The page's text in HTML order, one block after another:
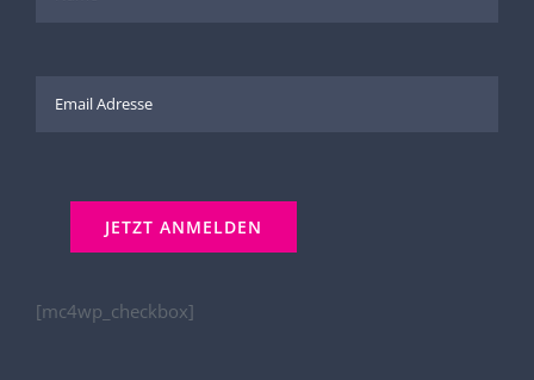
[mc4wp_checkbox]